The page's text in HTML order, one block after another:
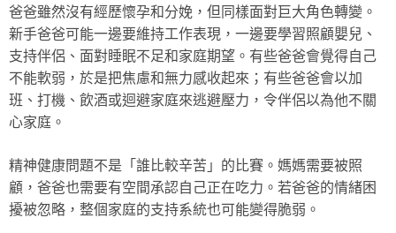
爸爸雖然沒有經歷懷孕和分娩，但同樣面對巨大角色轉變。
新手爸爸可能一邊要維持工作表現，一邊要學習照顧嬰兒、
支持伴侶、面對睡眠不足和家庭期望。有些爸爸會覺得自己
不能軟弱，於是把焦慮和無力感收起來；有些爸爸會以加
班、打機、飲酒或迴避家庭來逃避壓力，令伴侶以為他不關
心家庭。
精神健康問題不是「誰比較辛苦」的比賽。媽媽需要被照
顧，爸爸也需要有空間承認自己正在吃力。若爸爸的情緒困
擾被忽略，整個家庭的支持系統也可能變得脆弱。